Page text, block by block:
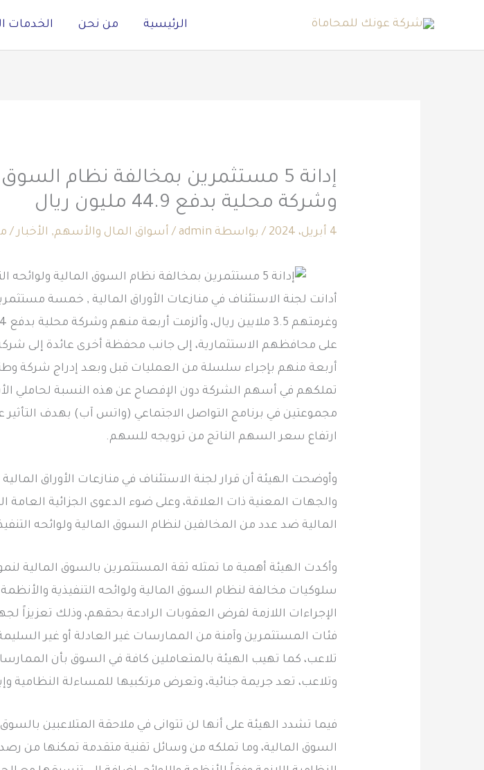
الرئيسية من نحن الخدمات
إدانة 5 مستثمرين بمخالفة نظام
وشركة محلية بدفع 44.9 مليون ريال
4 أبريل، 2024 / بواسطة admin
/ أسواق المال والأسهم, الأخبار /
أدانت لجنة الاستئناف في منازعات الأوراق المالية , خمسة
على محافظهم الاستثمارية، إلى جانب محفظة أخرى عائدة إلى شركة
أربعة منهم بإجراء سلسلة من العمليات قبل وبعد إدراج شركة
تملكهم في أسهم الشركة دون الإفصاح عن هذه النسبة لحاملي
مجموعتين في برنامج التواصل الاجتماعي (واتس آب) بهدف
ارتفاع سعر السهم الناتج من ترويجه للسهم.
وأوضحت الهيئة أن قرار لجنة الاستئناف في منازعات الأوراق
والجهات المعنية ذات العلاقة، وعلى ضوء الدعوى الجزائية العامة
المالية ضد عدد من المخالفين لنظام السوق المالية ولوائحه
وأكدت الهيئة أهمية ما تمثله ثقة المستثمرين بالسوق المالية
سلوكيات مخالفة لنظام السوق المالية ولوائحه التنفيذية
الإجراءات اللازمة لفرض العقوبات الرادعة بحقهم، وذلك تعزيزاً
فئات المستثمرين وآمنة من الممارسات غير العادلة أو غير
تلاعب، كما تهيب الهيئة بالمتعاملين كافة في السوق بأن
وتلاعب، تعد جريمة جنائية، وتعرض مرتكبيها للمساءلة النظامية
فيما تشدد الهيئة على أنها لن تتوانى في ملاحقة المتلاعبين
السوق المالية، وما تملكه من وسائل تقنية متقدمة تمكنها من رصد